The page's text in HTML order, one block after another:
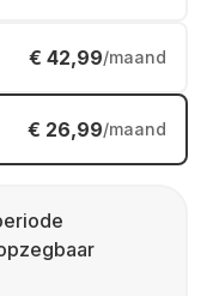
€ 42,99/maand
€ 26,99/maand